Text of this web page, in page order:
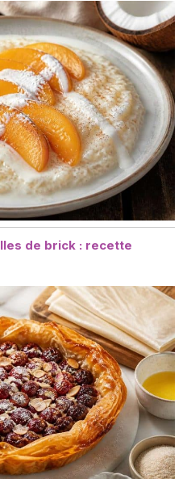
de brick : recette